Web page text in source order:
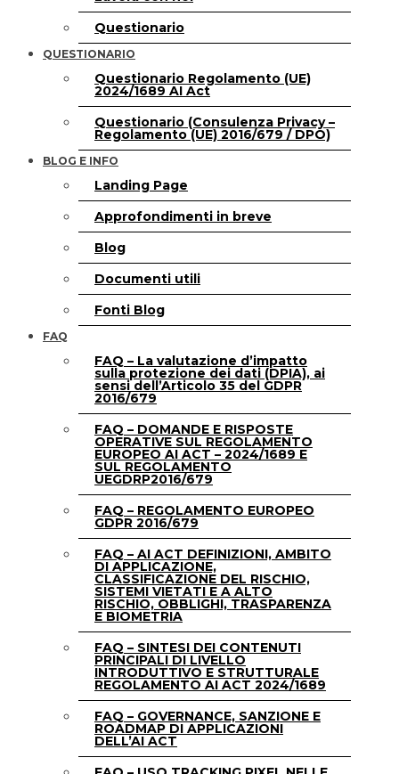
Questionario
QUESTIONARIO
Questionario Regolamento (UE)
2024/1689 AI Act
Questionario (Consulenza Privacy –
Regolamento (UE) 2016/679 / DPO)
BLOG E INFO
Landing Page
Approfondimenti in breve
Blog
Documenti utili
Fonti Blog
FAQ
FAQ – La valutazione d’impatto
sulla protezione dei dati (DPIA), ai
sensi dell’Articolo 35 del GDPR
2016/679
FAQ – DOMANDE E RISPOSTE
OPERATIVE SUL REGOLAMENTO
EUROPEO AI ACT – 2024/1689 E
SUL REGOLAMENTO
UEGDRP2016/679
FAQ – REGOLAMENTO EUROPEO
GDPR 2016/679
FAQ – AI ACT DEFINIZIONI, AMBITO
DI APPLICAZIONE,
CLASSIFICAZIONE DEL RISCHIO,
SISTEMI VIETATI E A ALTO
RISCHIO, OBBLIGHI, TRASPARENZA
E BIOMETRIA
FAQ – SINTESI DEI CONTENUTI
PRINCIPALI DI LIVELLO
INTRODUTTIVO E STRUTTURALE
REGOLAMENTO AI ACT 2024/1689
FAQ – GOVERNANCE, SANZIONE E
ROADMAP DI APPLICAZIONI
DELL’AI ACT